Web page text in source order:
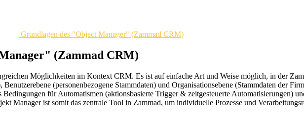
Grundlagen des "Object Manager" (Zammad CRM)
(Zammad CRM)
Möglichkeiten im Kontext CRM. Es ist auf einfache Art und Weise möglich, in der
(personenbezogene Stammdaten) und Organisationsebene (Stammdaten der
Bedingungen für Automatismen (aktionsbasierte Trigger & zeitgesteuerte Automatisierungen)
Manager ist somit das zentrale Tool in Zammad, um individuelle Prozesse und